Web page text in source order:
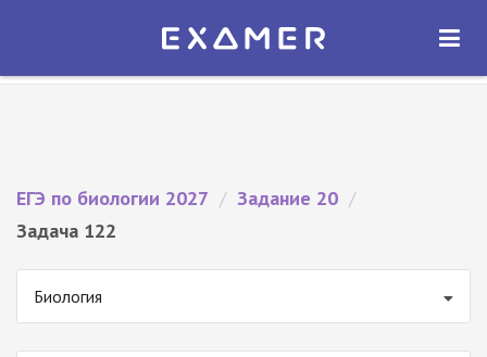
Экзамер — ЕГЭ 2027
ОТКРЫТЬ
ЕГЭ по биологии 2027 / Задание 20 /
Задача 122
Биология